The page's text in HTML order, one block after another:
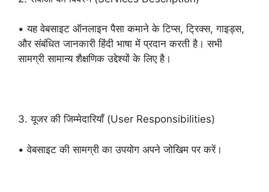
• यह वेबसाइट ऑनलाइन पैसा कमाने के टिप्स, ट्रिक्स, गाइड्स,
और संबंधित जानकारी हिंदी भाषा में प्रदान करती है। सभी
सामग्री सामान्य शैक्षणिक उद्देश्यों के लिए है।
3. यूजर की जिम्मेदारियाँ (User Responsibilities)
• वेबसाइट की सामग्री का उपयोग अपने जोखिम पर करें।